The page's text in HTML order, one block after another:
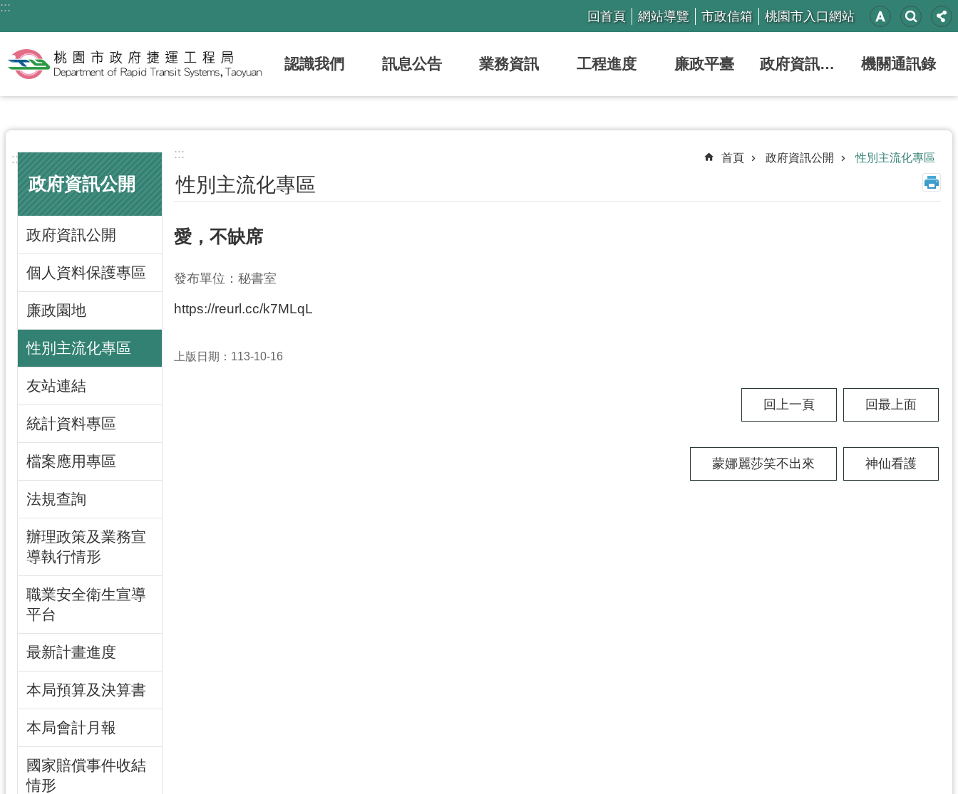
跳到主要內容區塊
:::
回首頁 網站導覽 市政信箱 桃園市入口網站
認識我們 訊息公告 業務資訊 工程進度 廉政平臺 政府資訊公開 機關通訊錄
:::
政府資訊公開
政府資訊公開
個人資料保護專區
廉政園地
性別主流化專區
友站連結
統計資料專區
檔案應用專區
法規查詢
辦理政策及業務宣
導執行情形
職業安全衛生宣導
平台
最新計畫進度
本局預算及決算書
本局會計月報
國家賠償事件收結
情形
::: 首頁 政府資訊公開 性別主流化專區
性別主流化專區
愛，不缺席
發布單位：秘書室
https://reurl.cc/k7MLqL
上版日期：113-10-16
回上一頁 回最上面
蒙娜麗莎笑不出來 神仙看護